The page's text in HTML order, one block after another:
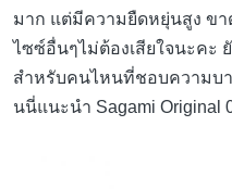
มาก แต่มีความยืดหยุ่นสูง ขา
ไซซ์อื่นๆไม่ต้องเสียใจนะคะ
สำหรับคนไหนที่ชอบความบ
นนี่แนะนำ Sagami Original